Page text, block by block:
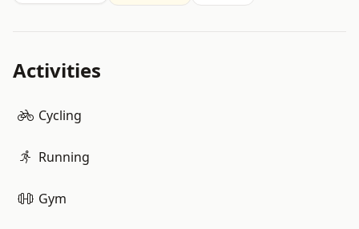
Activities
Cycling
Running
Gym